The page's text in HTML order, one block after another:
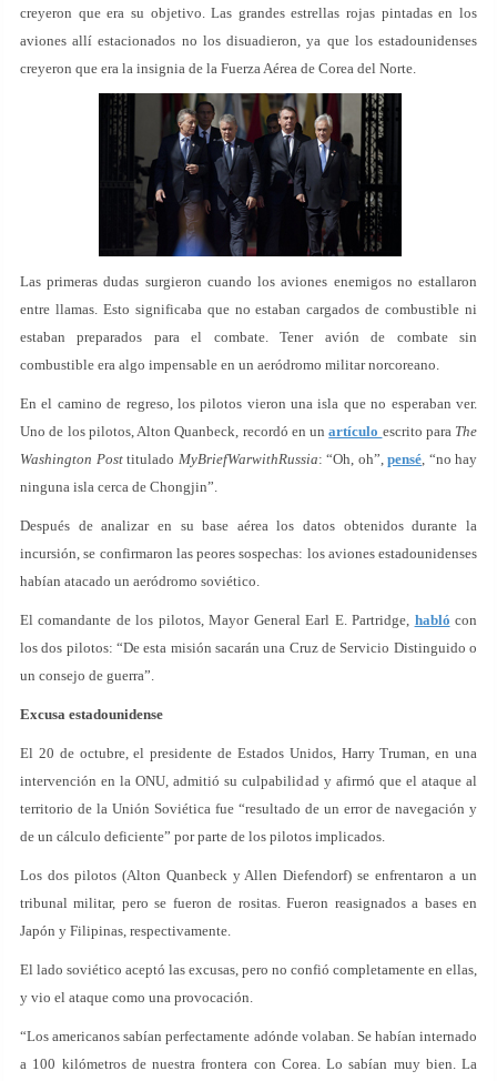
creyeron que era su objetivo. Las grandes estrellas rojas pintadas en los
aviones allí estacionados no los disuadieron, ya que los estadounidenses
creyeron que era la insignia de la Fuerza Aérea de Corea del Norte.
Las primeras dudas surgieron cuando los aviones enemigos no estallaron
entre llamas. Esto significaba que no estaban cargados de combustible ni
estaban preparados para el combate. Tener avión de combate sin
combustible era algo impensable en un aeródromo militar norcoreano.
En el camino de regreso, los pilotos vieron una isla que no esperaban ver.
Uno de los pilotos, Alton Quanbeck, recordó en unartículo escrito para The
Washington Posttitulado MyBriefWarwithRussia: “Oh, oh”, pensé, “no hay
ninguna isla cerca de Chongjin”.
Después de analizar en su base aérea los datos obtenidos durante la
incursión, se confirmaron las peores sospechas: los aviones estadounidenses
habían atacado un aeródromo soviético.
El comandante de los pilotos, Mayor General Earl E. Partridge, habló con
los dos pilotos: “De esta misión sacarán una Cruz de Servicio Distinguido o
un consejo de guerra”.
Excusa estadounidense
El 20 de octubre, el presidente de Estados Unidos, Harry Truman, en una
intervención en la ONU, admitió su culpabilidad y afirmó que el ataque al
territorio de la Unión Soviética fue “resultado de un error de navegación y
de un cálculo deficiente” por parte de los pilotos implicados.
Los dos pilotos (Alton Quanbeck y Allen Diefendorf) se enfrentaron a un
tribunal militar, pero se fueron de rositas. Fueron reasignados a bases en
Japón y Filipinas, respectivamente.
El lado soviético aceptó las excusas, pero no confió completamente en ellas,
y vio el ataque como una provocación.
“Los americanos sabían perfectamente adónde volaban. Se habían internado
a 100 kilómetros de nuestra frontera con Corea. Lo sabían muy bien. La